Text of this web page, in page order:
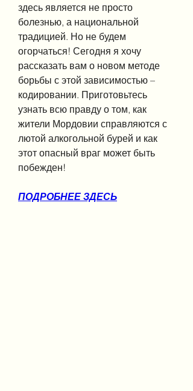
здесь является не просто
болезнью, а национальной
традицией. Но не будем
огорчаться! Сегодня я хочу
рассказать вам о новом методе
борьбы с этой зависимостью –
кодировании. Приготовьтесь
узнать всю правду о том, как
жители Мордовии справляются с
лютой алкогольной бурей и как
этот опасный враг может быть
побежден!
ПОДРОБНЕЕ ЗДЕСЬ